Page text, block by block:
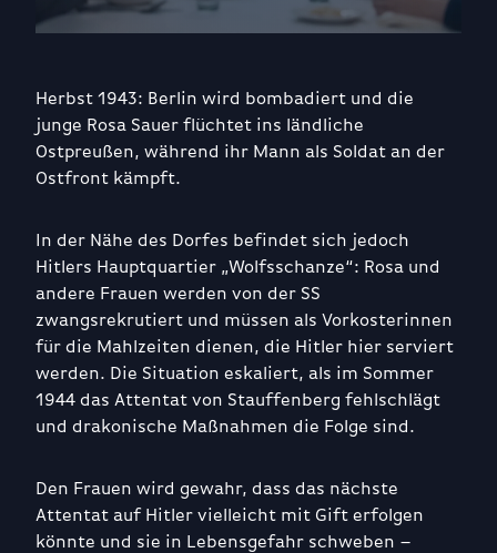
Herbst 1943: Berlin wird bombadiert und die
junge Rosa Sauer flüchtet ins ländliche
Ostpreußen, während ihr Mann als Soldat an der
Ostfront kämpft.
In der Nähe des Dorfes befindet sich jedoch
Hitlers Hauptquartier „Wolfsschanze“: Rosa und
andere Frauen werden von der SS
zwangsrekrutiert und müssen als Vorkosterinnen
für die Mahlzeiten dienen, die Hitler hier serviert
werden. Die Situation eskaliert, als im Sommer
1944 das Attentat von Stauffenberg fehlschlägt
und drakonische Maßnahmen die Folge sind.
Den Frauen wird gewahr, dass das nächste
Attentat auf Hitler vielleicht mit Gift erfolgen
könnte und sie in Lebensgefahr schweben –